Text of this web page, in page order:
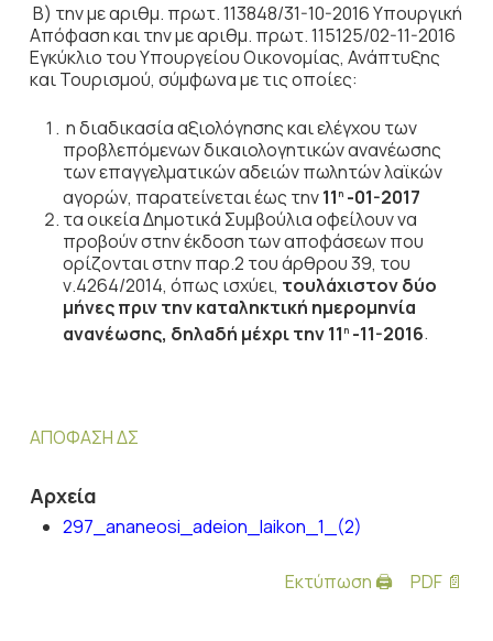
Β) την με αριθμ. πρωτ. 113848/31-10-2016 Υπουργική
Απόφαση και την με αριθμ. πρωτ. 115125/02-11-2016
Εγκύκλιο του Υπουργείου Οικονομίας, Ανάπτυξης
και Τουρισμού, σύμφωνα με τις οποίες:
η διαδικασία αξιολόγησης και ελέγχου των
προβλεπόμενων δικαιολογητικών ανανέωσης
των επαγγελματικών αδειών πωλητών λαϊκών
αγορών, παρατείνεται έως την11 η-01-2017
τα οικεία Δημοτικά Συμβούλια οφείλουν να
προβούν στην έκδοση των αποφάσεων που
ορίζονται στην παρ.2 του άρθρου 39, του
ν.4264/2014, όπως ισχύει, τουλάχιστον δύο
μήνες πριν την καταληκτική ημερομηνία
ανανέωσης, δηλαδή μέχρι την 11 η-11-2016.
ΑΠΟΦΑΣΗ ΔΣ
Αρχεία
297_ananeosi_adeion_laikon_1_(2)
Εκτύπωση 🖨 PDF 📄